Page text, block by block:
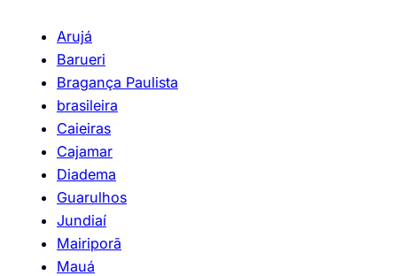
Arujá
Barueri
Bragança Paulista
brasileira
Caieiras
Cajamar
Diadema
Guarulhos
Jundiaí
Mairiporã
Mauá